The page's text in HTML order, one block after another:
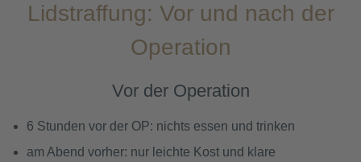
Lidstraffung: Vor und nach der
Operation
Vor der Operation
6 Stunden vor der OP: nichts essen und trinken
am Abend vorher: nur leichte Kost und klare